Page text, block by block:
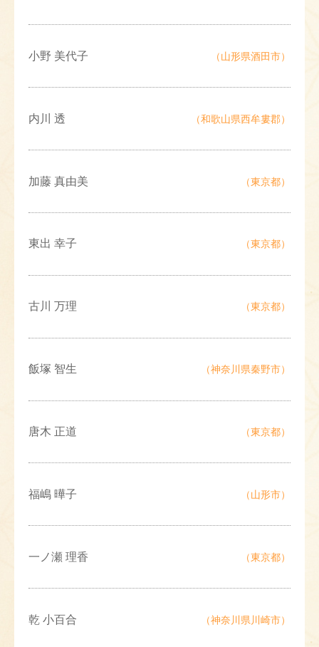
小野 美代子 （山形県酒田市）
内川 透 （和歌山県西牟婁郡）
加藤 真由美 （東京都）
東出 幸子 （東京都）
古川 万理 （東京都）
飯塚 智生 （神奈川県秦野市）
唐木 正道 （東京都）
福嶋 曄子 （山形市）
一ノ瀬 理香 （東京都）
乾 小百合 （神奈川県川崎市）